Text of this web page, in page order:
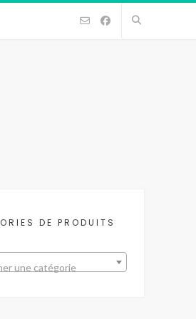
DE PRODUITS
une catégorie